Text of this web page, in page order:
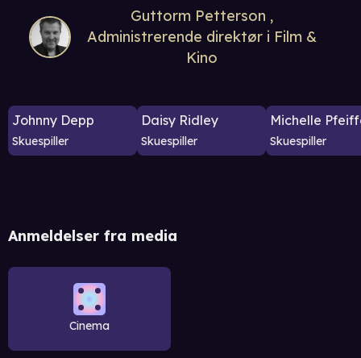
Guttorm Petterson
Administrerende direktør i Film &
Kino
Johnny Depp
Skuespiller
Daisy Ridley
Skuespiller
Michelle
Skuespiller
Anmeldelser fra media
Cinema